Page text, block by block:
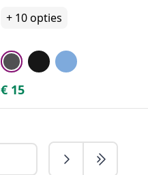
+ 10opties
€ 15